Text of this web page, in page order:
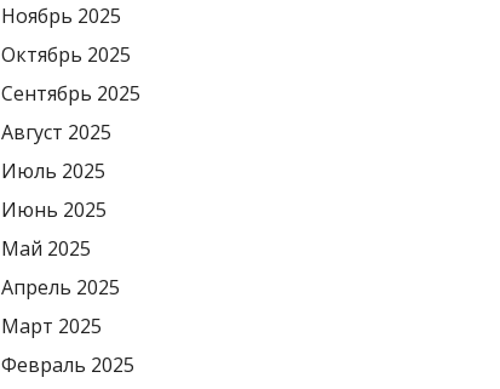
Ноябрь 2025
Октябрь 2025
Сентябрь 2025
Август 2025
Июль 2025
Июнь 2025
Май 2025
Апрель 2025
Март 2025
Февраль 2025